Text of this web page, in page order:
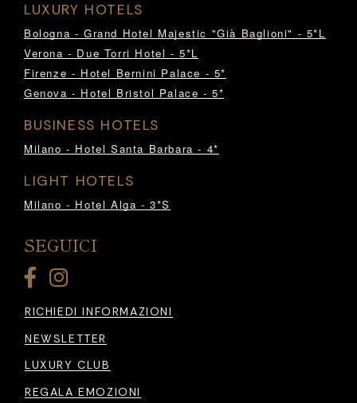
LUXURY HOTELS
Bologna - Grand Hotel Majestic "Già Baglioni" - 5*L
Verona - Due Torri Hotel - 5*L
Firenze - Hotel Bernini Palace - 5*
Genova - Hotel Bristol Palace - 5*
BUSINESS HOTELS
Milano - Hotel Santa Barbara - 4*
LIGHT HOTELS
Milano - Hotel Alga - 3*S
SEGUICI
RICHIEDI INFORMAZIONI
NEWSLETTER
LUXURY CLUB
REGALA EMOZIONI